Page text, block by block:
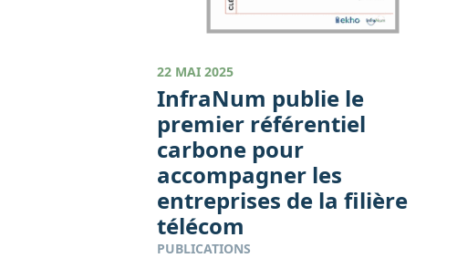
22 MAI 2025
InfraNum publie le
premier référentiel
carbone pour
accompagner les
entreprises de la filière
télécom
PUBLICATIONS